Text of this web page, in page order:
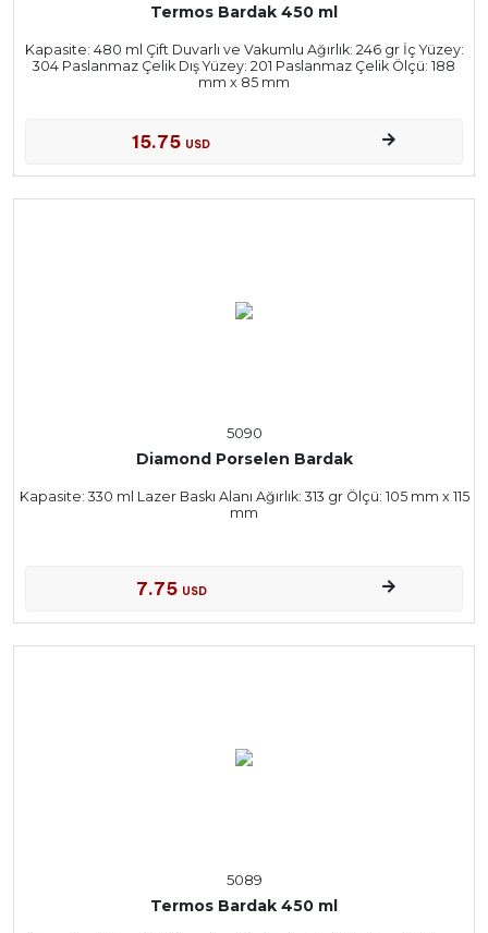
Termos Bardak 450 ml
Kapasite: 480 ml Çift Duvarlı ve Vakumlu Ağırlık: 246 gr İç Yüzey:
304 Paslanmaz Çelik Dış Yüzey: 201 Paslanmaz Çelik Ölçü: 188
mm x 85 mm
15.75 USD
5090
Diamond Porselen Bardak
Kapasite: 330 ml Lazer Baskı Alanı Ağırlık: 313 gr Ölçü: 105 mm x 115
mm
7.75 USD
5089
Termos Bardak 450 ml